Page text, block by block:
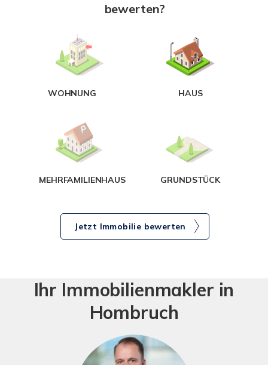
bewerten?
WOHNUNG HAUS
MEHRFAMILIENHAUS GRUNDSTÜCK
Jetzt Immobilie bewerten
Ihr Immobilienmakler in
Hombruch